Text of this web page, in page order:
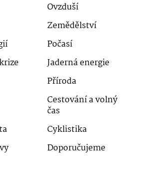
Ovzduší
Zemědělství
Počasí
Jaderná energie
Příroda
Cestování a volný
čas
Cyklistika
Doporučujeme